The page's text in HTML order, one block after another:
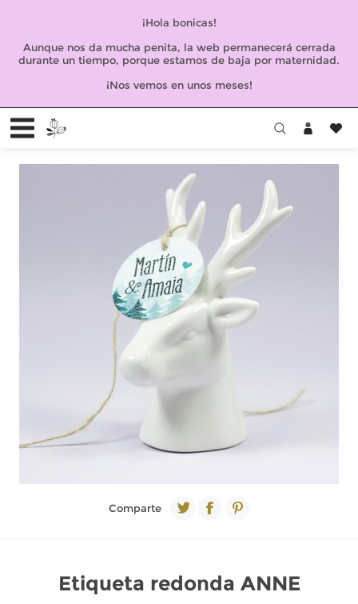
¡Hola bonicas!
Aunque nos da mucha penita, la web permanecerá cerrada
durante un tiempo, porque estamos de baja por maternidad.
¡Nos vemos en unos meses!
Comparte
Etiqueta redonda ANNE